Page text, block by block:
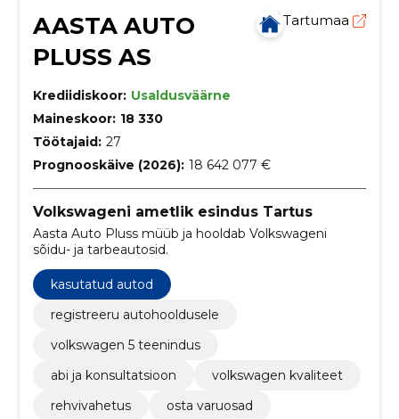
AASTA AUTO
PLUSS AS
Tartumaa
Krediidiskoor: Usaldusväärne
Maineskoor: 18 330
Töötajaid: 27
Prognooskäive (2026): 18 642 077 €
Volkswageni ametlik esindus Tartus
Aasta Auto Pluss müüb ja hooldab Volkswageni
sõidu- ja tarbeautosid.
kasutatud autod
registreeru autohooldusele
volkswagen 5 teenindus
abi ja konsultatsioon
volkswagen kvaliteet
rehvivahetus
osta varuosad